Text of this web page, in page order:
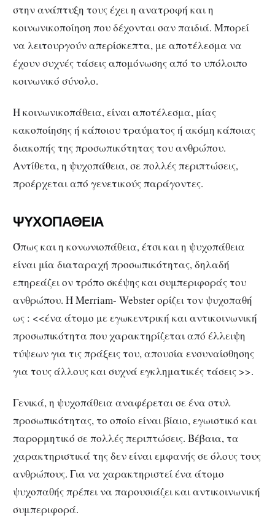
στην ανάπτυξη τους έχει η ανατροφή και η
κοινωνικοποίηση που δέχονται σαν παιδιά. Μπορεί
να λειτουργούν απερίσκεπτα, με αποτέλεσμα να
έχουν συχνές τάσεις απομόνωσης από το υπόλοιπο
κοινωνικό σύνολο.
Η κοινωνικοπάθεια, είναι αποτέλεσμα, μίας
κακοποίησης ή κάποιου τραύματος ή ακόμη κάποιας
διακοπής της προσωπικότητας του ανθρώπου.
Αντίθετα, η ψυχοπάθεια, σε πολλές περιπτώσεις,
προέρχεται από γενετικούς παράγοντες.
ΨΥΧΟΠΑΘΕΙΑ
Όπως και η κονωνιοπάθεια, έτσι και η ψυχοπάθεια
είναι μία διαταραχή προσωπικότητας, δηλαδή
επηρεάζει ον τρόπο σκέψης και συμπεριφοράς του
ανθρώπου. H Merriam- Webster ορίζει τον ψυχοπαθή
ως : <<ένα άτομο με εγωκεντρική και αντικοινωνική
προσωπικότητα που χαρακτηρίζεται από έλλειψη
τύψεων για τις πράξεις του, απουσία ενσυναίσθησης
για τους άλλους και συχνά εγκληματικές τάσεις >>.
Γενικά, η ψυχοπάθεια αναφέρεται σε ένα στυλ
προσωπικότητας, το οποίο είναι βίαιο, εγωιστικό και
παρορμητικό σε πολλές περιπτώσεις. Βέβαια, τα
χαρακτηριστικά της δεν είναι εμφανής σε όλους τους
ανθρώπους. Για να χαρακτηριστεί ένα άτομο
ψυχοπαθής πρέπει να παρουσιάζει και αντικοινωνική
συμπεριφορά.